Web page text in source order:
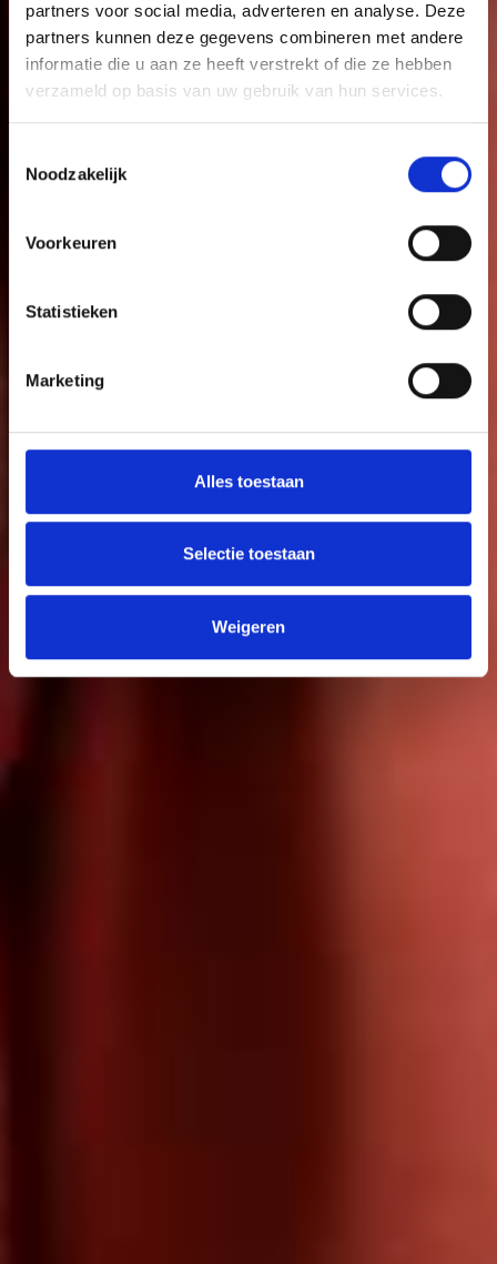
partners voor social media, adverteren en analyse. Deze
partners kunnen deze gegevens combineren met andere
informatie die u aan ze heeft verstrekt of die ze hebben
verzameld op basis van uw gebruik van hun services.
Noodzakelijk
Voorkeuren
Statistieken
Marketing
Alles toestaan
Selectie toestaan
Weigeren
Zoek
Inloggen in jouw cliëntportaal